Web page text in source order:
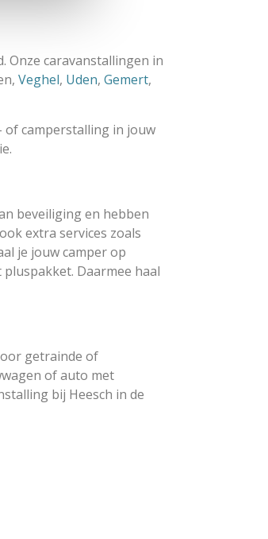
Onze caravanstallingen in
Veghel, Uden, Gemert,
of camperstalling in jouw
beveiliging en hebben
extra services zoals
je jouw camper op
Daarmee haal
getrainde of
of auto met
bij Heesch in de